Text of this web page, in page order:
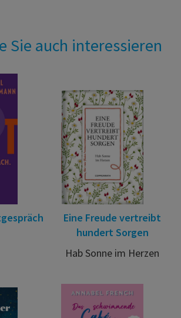
Sie auch interessieren
Eine Freude vertreibt
hundert Sorgen
Hab Sonne im Herzen